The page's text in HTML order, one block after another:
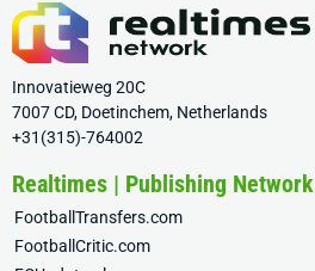
Innovatieweg 20C
7007 CD, Doetinchem, Netherlands
+31(315)-764002
Realtimes | Publishing Network
FootballTransfers.com
FootballCritic.com